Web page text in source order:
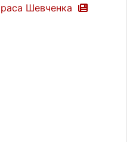
Шевченка